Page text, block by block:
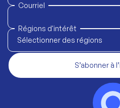
Courriel
Régions d'intérêt
Sélectionner des régions
S’abonner à